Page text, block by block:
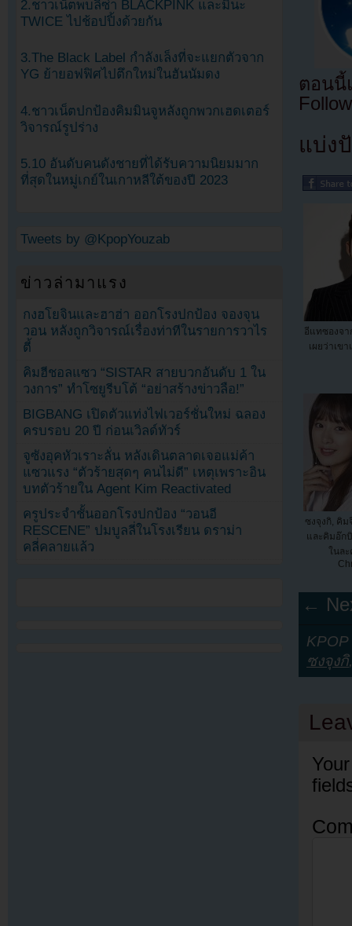
ตอนนี้
แบ่ง
อีแทซองจา
เผยว่าเข
ซงจุงกิ, คิม
และคิมอ๊ก
ในล
←
ซงจุงกิ
2.ชาวเน็ตพบลิซ่า BLACKPINK และมินะ
TWICE ไปช้อปปิ้งด้วยกัน
3.The Black Label กำลังเล็งที่จะแยกตัวจาก
YG ย้ายอฟฟิศไปตึกใหม่ในฮันนัมดง
4.ชาวเน็ตปกป้องคิมมินจูหลังถูกพวกเฮดเตอร์
วิจารณ์รูปร่าง
5.10 อันดับคนดังชายที่ได้รับความนิยมมาก
ที่สุดในหมู่เกย์ในเกาหลีใต้ของปี 2023
Tweets by @KpopYouzab
ข่าวล่ามาแรง
กงฮโยจินและฮาฮ่า ออกโรงปกป้อง จองจุน
วอน หลังถูกวิจารณ์เรื่องท่าทีในรายการวาไร
ตี้
คิมฮีชอลแซว “SISTAR สายบวกอันดับ 1 ใน
วงการ” ทำโซยูรีบโต้ “อย่าสร้างข่าวลือ!”
BIGBANG เปิดตัวแท่งไฟเวอร์ชั่นใหม่ ฉลอง
ครบรอบ 20 ปี ก่อนเวิลด์ทัวร์
จูซังอุคหัวเราะลั่น หลังเดินตลาดเจอแม่ค้า
แซวแรง “ตัวร้ายสุดๆ คนไม่ดี” เหตุเพราะอิน
บทตัวร้ายใน Agent Kim Reactivated
ครูประจำชั้นออกโรงปกป้อง “วอนอี
RESCENE” ปมบูลลี่ในโรงเรียน ดราม่า
คลี่คลายแล้ว